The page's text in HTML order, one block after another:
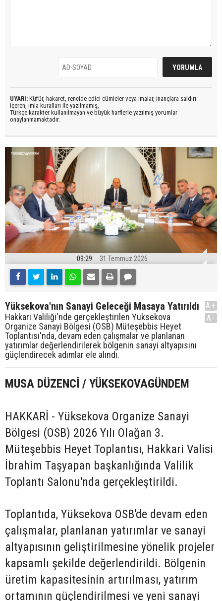
UYARI: Küfür, hakaret, rencide edici cümleler veya imalar, inançlara saldırı
içeren, imla kuralları ile yazılmamış,
Türkçe karakter kullanılmayan ve büyük harflerle yazılmış yorumlar
onaylanmamaktadır.
09:29 31 Temmuz 2026
Yüksekova'nın Sanayi Geleceği Masaya Yatırıldı
Hakkari Valiliği'nde gerçekleştirilen Yüksekova
Organize Sanayi Bölgesi (OSB) Müteşebbis Heyet
Toplantısı'nda, devam eden çalışmalar ve planlanan
yatırımlar değerlendirilerek bölgenin sanayi altyapısını
güçlendirecek adımlar ele alındı.
A+
A-
MUSA DÜZENCİ / YÜKSEKOVAGÜNDEM
HAKKARİ - Yüksekova Organize Sanayi
Bölgesi (OSB) 2026 Yılı Olağan 3.
Müteşebbis Heyet Toplantısı, Hakkari Valisi
İbrahim Taşyapan başkanlığında Valilik
Toplantı Salonu'nda gerçekleştirildi.
Toplantıda, Yüksekova OSB'de devam eden
çalışmalar, planlanan yatırımlar ve sanayi
altyapısının geliştirilmesine yönelik projeler
kapsamlı şekilde değerlendirildi. Bölgenin
üretim kapasitesinin artırılması, yatırım
ortamının güçlendirilmesi ve yeni sanayi